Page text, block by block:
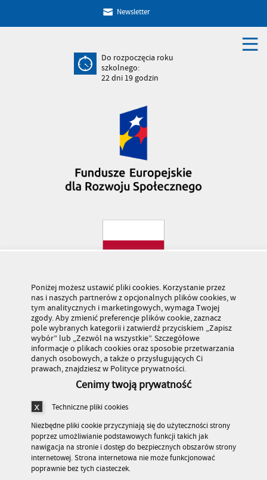
Newsletter
Do rozpoczęcia roku
szkolnego:
22dni 19godzin
Stronę odwiedziło 179 503 770 osób
Poniżej możesz ustawić pliki cookies. Korzystanie przez
nas i naszych partnerów z opcjonalnych plików cookies, w
tym analitycznych i marketingowych, wymaga Twojej
zgody. Aby zmienić preferencje plików cookie, zaznacz
pole wybranych kategorii i zatwierdź przyciskiem „Zapisz
wybór” lub „Zezwól na wszystkie”. Szczegółowe
informacje o plikach cookies oraz sposobie przetwarzania
danych osobowych, a także o przysługujących Ci
prawach, znajdziesz w Polityce prywatności.
Cenimy twoją prywatność
Techniczne pliki cookies
Niezbędne pliki cookie przyczyniają się do użyteczności strony
poprzez umożliwianie podstawowych funkcji takich jak
nawigacja na stronie i dostęp do bezpiecznych obszarów strony
internetowej. Strona internetowa nie może funkcjonować
poprawnie bez tych ciasteczek.